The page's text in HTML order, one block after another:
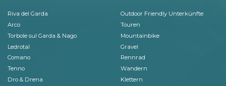
Riva del Garda
Arco
Torbole sul Garda & Nago
Ledrotal
Comano
Tenno
Dro & Drena
Outdoor Friendly Unterkünfte
Touren
Mountainbike
Gravel
Rennrad
Wandern
Klettern